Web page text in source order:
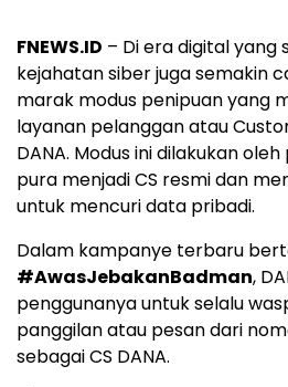
FNEWS.ID – Di era digital yang
kejahatan siber juga semakin
marak modus penipuan yang
layanan pelanggan atau
DANA. Modus ini dilakukan
pura menjadi CS resmi dan
untuk mencuri data pribadi.
Dalam kampanye terbaru
#AwasJebakanBadman,
penggunanya untuk selalu
panggilan atau pesan dari
sebagai CS DANA.